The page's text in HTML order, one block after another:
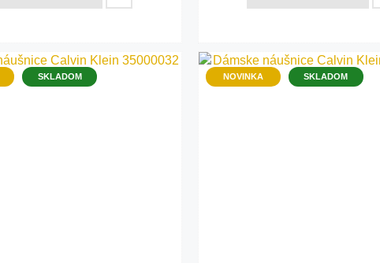
SKLADOM NOVINKA SKLADOM